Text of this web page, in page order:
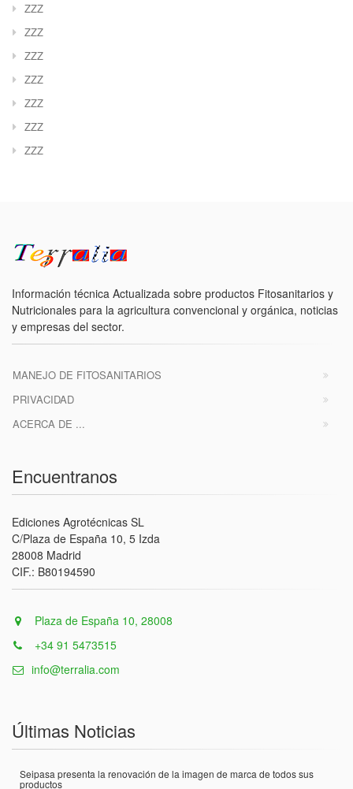
ZZZ
ZZZ
ZZZ
ZZZ
ZZZ
ZZZ
ZZZ
Información técnica Actualizada sobre productos Fitosanitarios y
Nutricionales para la agricultura convencional y orgánica, noticias
y empresas del sector.
MANEJO DE FITOSANITARIOS
PRIVACIDAD
ACERCA DE ...
Encuentranos
Ediciones Agrotécnicas SL
C/Plaza de España 10, 5 Izda
28008 Madrid
CIF.: B80194590
Plaza de España 10, 28008
+34 91 5473515
info@terralia.com
Últimas Noticias
Seipasa presenta la renovación de la imagen de marca de todos sus
productos